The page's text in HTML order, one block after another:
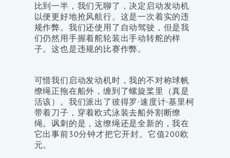
比到一半，我们无聊了，决定启动发动机
以便更好地抢风航行。这是一次着实的违
规作弊。我们还使用了自动驾驶，但是我
们仍然用手握着舵轮装出手动转舵的样
子。这也是违规的比赛作弊。
可惜我们启动发动机时，我的不对称球帆
缭绳正拖在船外，缠到了螺旋桨里（真是
活该）。我们派出了彼得罗·速度计·基里柯
带着刀子，穿着欧式泳装去船外割断缭
绳。讽刺的是，这缭绳还是全新的，我在
它出事前30分钟才把它开封。它值200欧
元。